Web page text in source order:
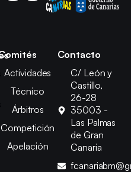
Actividades
Técnico
Árbitros
Competición
Apelación
Contacto
C/ León y
Castillo,
26-28
35003 -
Las Palmas
de Gran
Canaria